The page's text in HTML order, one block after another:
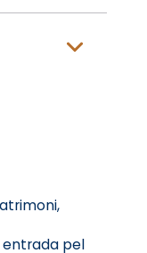
entrada pel